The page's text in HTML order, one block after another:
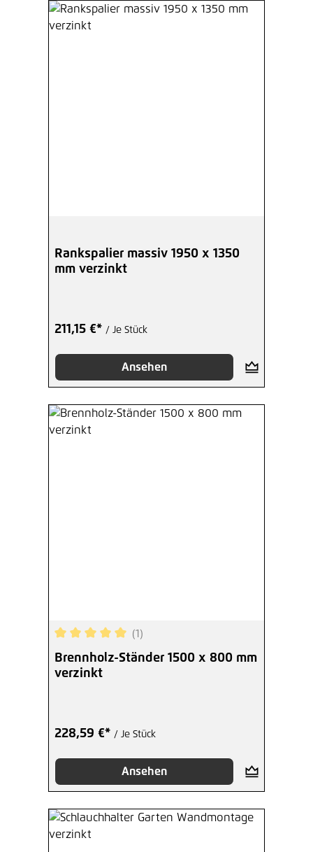
Rankspalier massiv 1950 x 1350
mm verzinkt
211,15 €* / Je Stück
Ansehen
Durchschnittliche Bewertung von 5 von 5
(1)
Brennholz-Ständer 1500 x 800 mm
verzinkt
228,59 €* / Je Stück
Ansehen